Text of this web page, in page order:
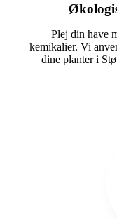
Plej din have
kemikalier. Vi
dine planter i